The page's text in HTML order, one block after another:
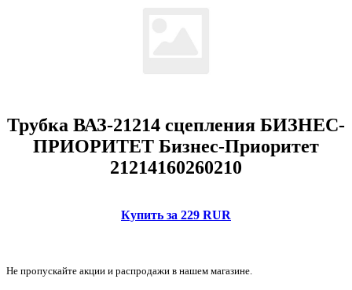
Трубка ВАЗ-21214 сцепления БИЗНЕС-
ПРИОРИТЕТ Бизнес-Приоритет
21214160260210
Купить за 229 RUR
Не пропускайте акции и распродажи в нашем магазине.